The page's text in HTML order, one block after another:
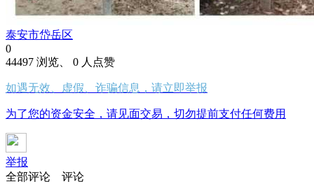
泰安市岱岳区
0
44497 浏览、 0 人点赞
如遇无效、虚假、诈骗信息，请立即举报
为了您的资金安全，请见面交易，切勿提前支付任何费用
举报
全部评论
评论